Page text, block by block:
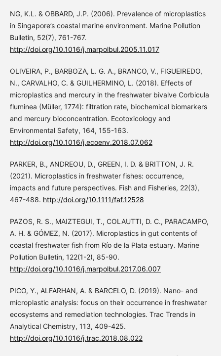
NG, K.L. & OBBARD, J.P. (2006). Prevalence of microplastics
in Singapore’s coastal marine environment. Marine Pollution
Bulletin, 52(7), 761-767.
http://doi.org/10.1016/j.marpolbul.2005.11.017
OLIVEIRA, P., BARBOZA, L. G. A., BRANCO, V., FIGUEIREDO,
N., CARVALHO, C. & GUILHERMINO, L. (2018). Effects of
microplastics and mercury in the freshwater bivalve Corbicula
fluminea (Müller, 1774): filtration rate, biochemical biomarkers
and mercury bioconcentration. Ecotoxicology and
Environmental Safety, 164, 155-163.
http://doi.org/10.1016/j.ecoenv.2018.07.062
PARKER, B., ANDREOU, D., GREEN, I. D. & BRITTON, J. R.
(2021). Microplastics in freshwater fishes: occurrence,
impacts and future perspectives. Fish and Fisheries, 22(3),
467-488. http://doi.org/10.1111/faf.12528
PAZOS, R. S., MAIZTEGUI, T., COLAUTTI, D. C., PARACAMPO,
A. H. & GÓMEZ, N. (2017). Microplastics in gut contents of
coastal freshwater fish from Río de la Plata estuary. Marine
Pollution Bulletin, 122(1-2), 85-90.
http://doi.org/10.1016/j.marpolbul.2017.06.007
PICO, Y., ALFARHAN, A. & BARCELO, D. (2019). Nano- and
microplastic analysis: focus on their occurrence in freshwater
ecosystems and remediation technologies. Trac Trends in
Analytical Chemistry, 113, 409-425.
http://doi.org/10.1016/j.trac.2018.08.022